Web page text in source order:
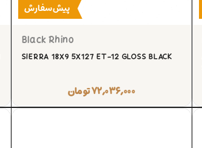
پیش‌سفارش
Black Rhino
SIERRA 18X9 5X127 ET-12 GLOSS BLACK
۷۲,۰۳۶,۰۰۰تومان